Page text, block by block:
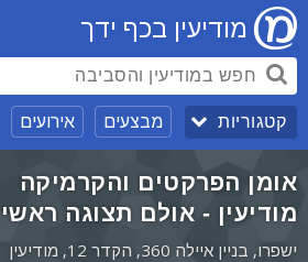
מודיעין בכף ידך
קטגוריות מבצעים אירועים
אומן הפרקטים והקרמיקה
מודיעין - אולם תצוגה ראשי
ישפרו, בניין איילה 360, הקדר 12, מודיעין